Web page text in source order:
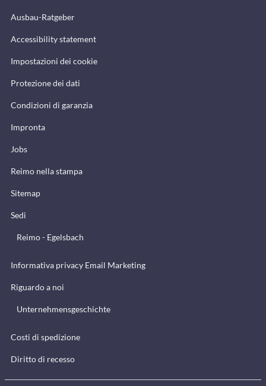
Ausbau-Ratgeber
Accessibility statement
Impostazioni dei cookie
Protezione dei dati
Condizioni di garanzia
Impronta
Jobs
Reimo nella stampa
Sitemap
Sedi
Reimo - Egelsbach
Informativa privacy Email Marketing
Riguardo a noi
Unternehmensgeschichte
Costi di spedizione
Diritto di recesso